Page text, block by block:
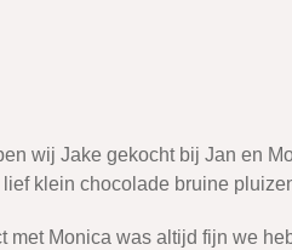
wij Jake gekocht bij Jan en
lief klein chocolade bruine
met Monica was altijd fijn we